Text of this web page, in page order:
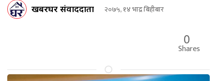
खबरघर संवाददाता २०७५, १४ भाद्र बिहीबार
0
Shares